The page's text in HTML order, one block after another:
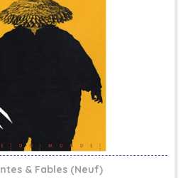
& Fables (Neuf)